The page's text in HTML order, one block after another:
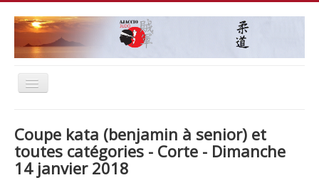
Basculer
la
Coupe kata (benjamin à senior) et
toutes catégories - Corte - Dimanche
14 janvier 2018